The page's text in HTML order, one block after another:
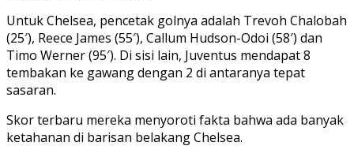
Untuk Chelsea, pencetak golnya adalah Trevoh Chalobah
(25′), Reece James (55′), Callum Hudson-Odoi (58′) dan
Timo Werner (95′). Di sisi lain, Juventus mendapat 8
tembakan ke gawang dengan 2 di antaranya tepat
sasaran.
Skor terbaru mereka menyoroti fakta bahwa ada banyak
ketahanan di barisan belakang Chelsea.